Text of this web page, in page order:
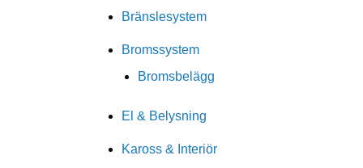
Bränslesystem
Bromssystem
Bromsbelägg
El & Belysning
Kaross & Interiör